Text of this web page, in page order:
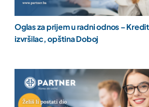
Oglas za prijem u radni odnos –
izvršilac, opština Doboj